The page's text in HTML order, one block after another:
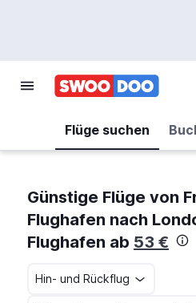
Flüge suchen
Günstige Flüge von
Flughafen nach
Flughafen ab 53 €
Hin- und Rückflug